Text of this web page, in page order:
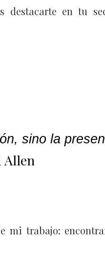
destacarte en tu
sino la
Allen
mi trabajo: